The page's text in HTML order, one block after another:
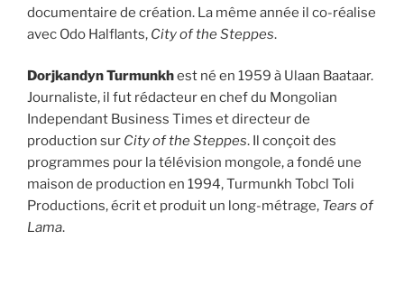
documentaire de création. La même année il co-réalise
avec Odo Halflants, City of the Steppes.
Dorjkandyn Turmunkhest né en 1959 à Ulaan Baataar.
Journaliste, il fut rédacteur en chef du Mongolian
Independant Business Times et directeur de
production sur City of the Steppes. Il conçoit des
programmes pour la télévision mongole, a fondé une
maison de production en 1994, Turmunkh Tobcl Toli
Productions, écrit et produit un long-métrage, Tears of
Lama.